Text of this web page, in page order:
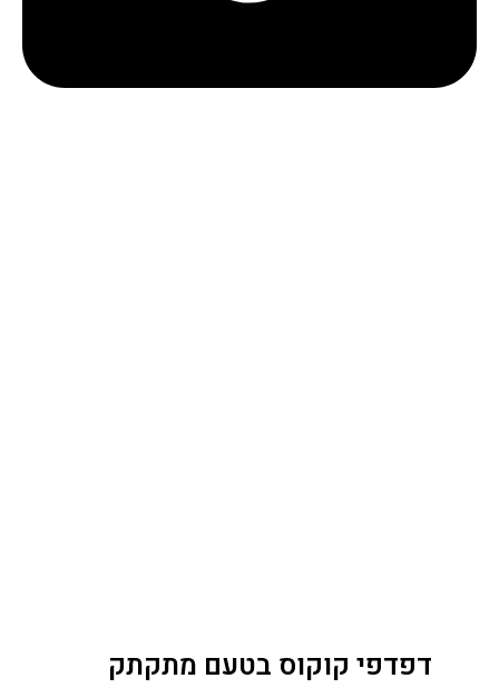
דפדפי קוקוס בטעם מתקתק